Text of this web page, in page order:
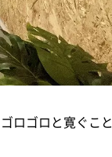
ロゴロと寛ぐこと